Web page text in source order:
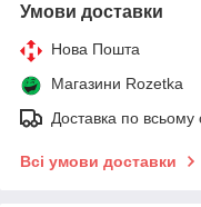
Умови доставки
Нова Пошта
Магазини Rozetka
Доставка по всьому
Всі умови доставки